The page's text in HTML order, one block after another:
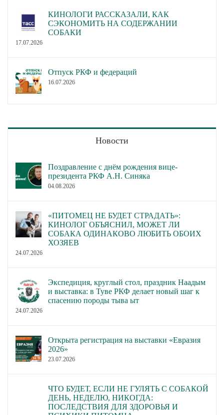
КИНОЛОГИ РАССКАЗАЛИ, КАК
СЭКОНОМИТЬ НА СОДЕРЖАНИИ
СОБАКИ
17.07.2026
Отпуск РКФ и федераций
16.07.2026
Новости
Поздравление с днём рождения вице-
президента РКФ А.Н. Синяка
04.08.2026
«ПИТОМЕЦ НЕ БУДЕТ СТРАДАТЬ»:
КИНОЛОГ ОБЪЯСНИЛ, МОЖЕТ ЛИ
СОБАКА ОДИНАКОВО ЛЮБИТЬ ОБОИХ
ХОЗЯЕВ
24.07.2026
Экспедиция, круглый стол, праздник Наадым
и выставка: в Туве РКФ делает новый шаг к
спасению породы тыва ыт
24.07.2026
Открыта регистрация на выставки «Евразия
2026»
23.07.2026
ЧТО БУДЕТ, ЕСЛИ НЕ ГУЛЯТЬ С СОБАКОЙ
ДЕНЬ, НЕДЕЛЮ, НИКОГДА:
ПОСЛЕДСТВИЯ ДЛЯ ЗДОРОВЬЯ И